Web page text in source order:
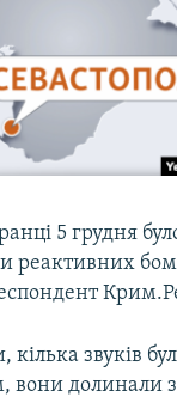
КРИМУ
5 грудня
реактивних
звуків
вони долинали з